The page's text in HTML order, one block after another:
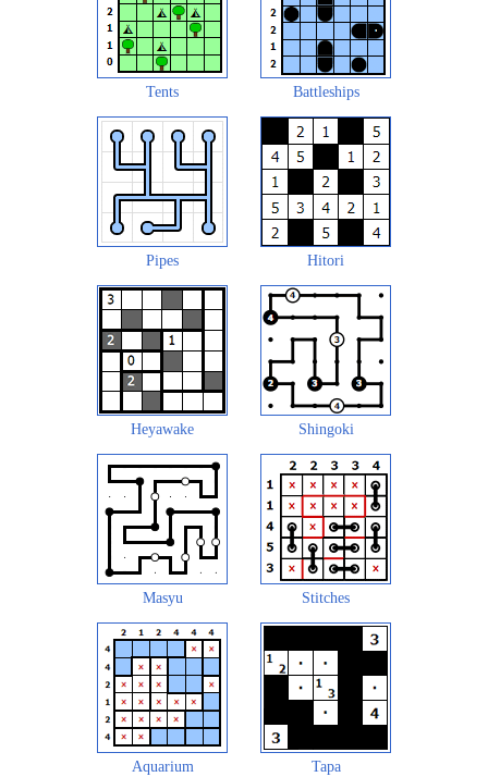
Tents Battleships
Pipes Hitori
Heyawake Shingoki
Masyu Stitches
Aquarium Tapa